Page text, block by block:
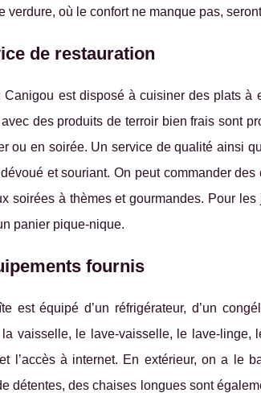
verdure, où le confort ne manque pas,
de restauration
Canigou est disposé à cuisiner des plats à
des produits de terroir bien frais sont
ou en soirée. Un service de qualité ainsi
et souriant. On peut commander
soirées à thèmes et gourmandes. Pour
panier pique-nique.
fournis
est équipé d’un réfrigérateur, d’un
vaisselle, le lave-vaisselle, le lave-
l’accès à internet. En extérieur, on a le
détentes, des chaises longues sont